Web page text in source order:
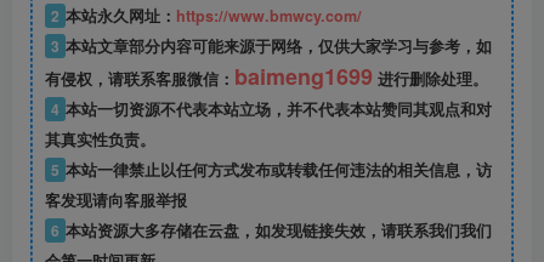
2 本站永久网址： https://www.bmwcy.com/
3 本站文章部分内容可能来源于网络，仅供大家学习与参考，如
有侵权，请联系客服微信： baimeng1699 进行删除处理。
4 本站一切资源不代表本站立场，并不代表本站赞同其观点和对
其真实性负责。
5 本站一律禁止以任何方式发布或转载任何违法的相关信息，访
客发现请向客服举报
6 本站资源大多存储在云盘，如发现链接失效，请联系我们我们